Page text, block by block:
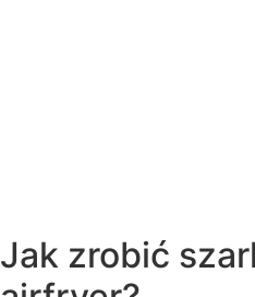
Jak zrobić